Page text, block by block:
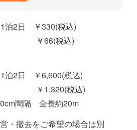
泊2日 ￥330(税込)
毎 ￥66(税込)
泊2日 ￥6,600(税込)
￥1,320(税込)
間隔 全長約20m
・撤去をご希望の場合は別